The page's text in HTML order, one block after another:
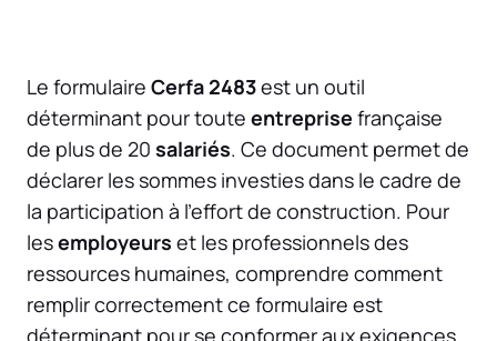
Le formulaire Cerfa 2483est un outil
déterminant pour toute entreprise française
de plus de 20 salariés. Ce document permet de
déclarer les sommes investies dans le cadre de
la participation à l’effort de construction. Pour
lesemployeurs et les professionnels des
ressources humaines, comprendre comment
remplir correctement ce formulaire est
déterminant pour se conformer aux exigences